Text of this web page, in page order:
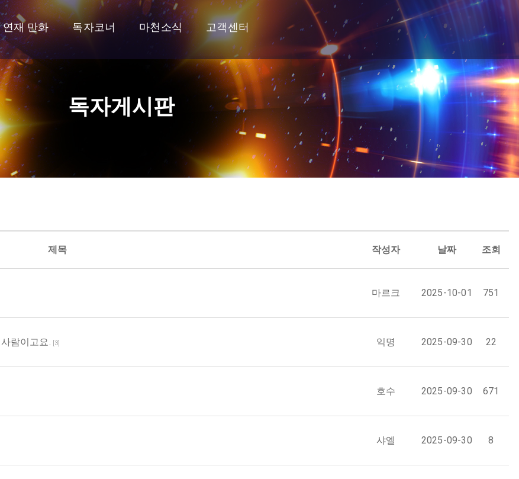
연재 만화 독자코너 마천소식 고객센터
독자게시판
제목 작성자 날짜 조회
마르크 2025-10-01 751
람이고요. [3] 익명 2025-09-30 22
호수 2025-09-30 671
샤엘 2025-09-30 8